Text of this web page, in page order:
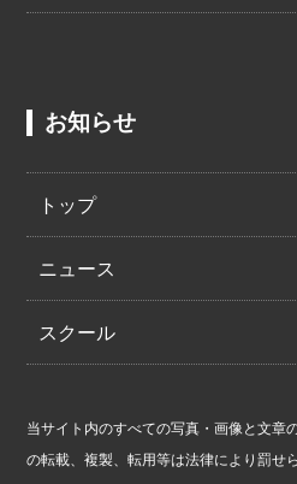
お知らせ
トップ
ニュース
スクール
当サイト内のすべての写真・画像と文章
の転載、複製、転用等は法律により罰せ